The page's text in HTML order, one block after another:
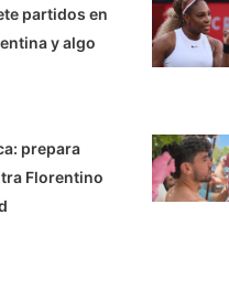
partidos en
y algo
prepara
Florentino